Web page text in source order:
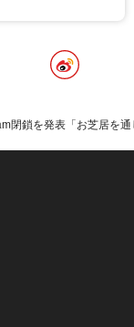
を通してなにかを伝えるということに、より一層集中